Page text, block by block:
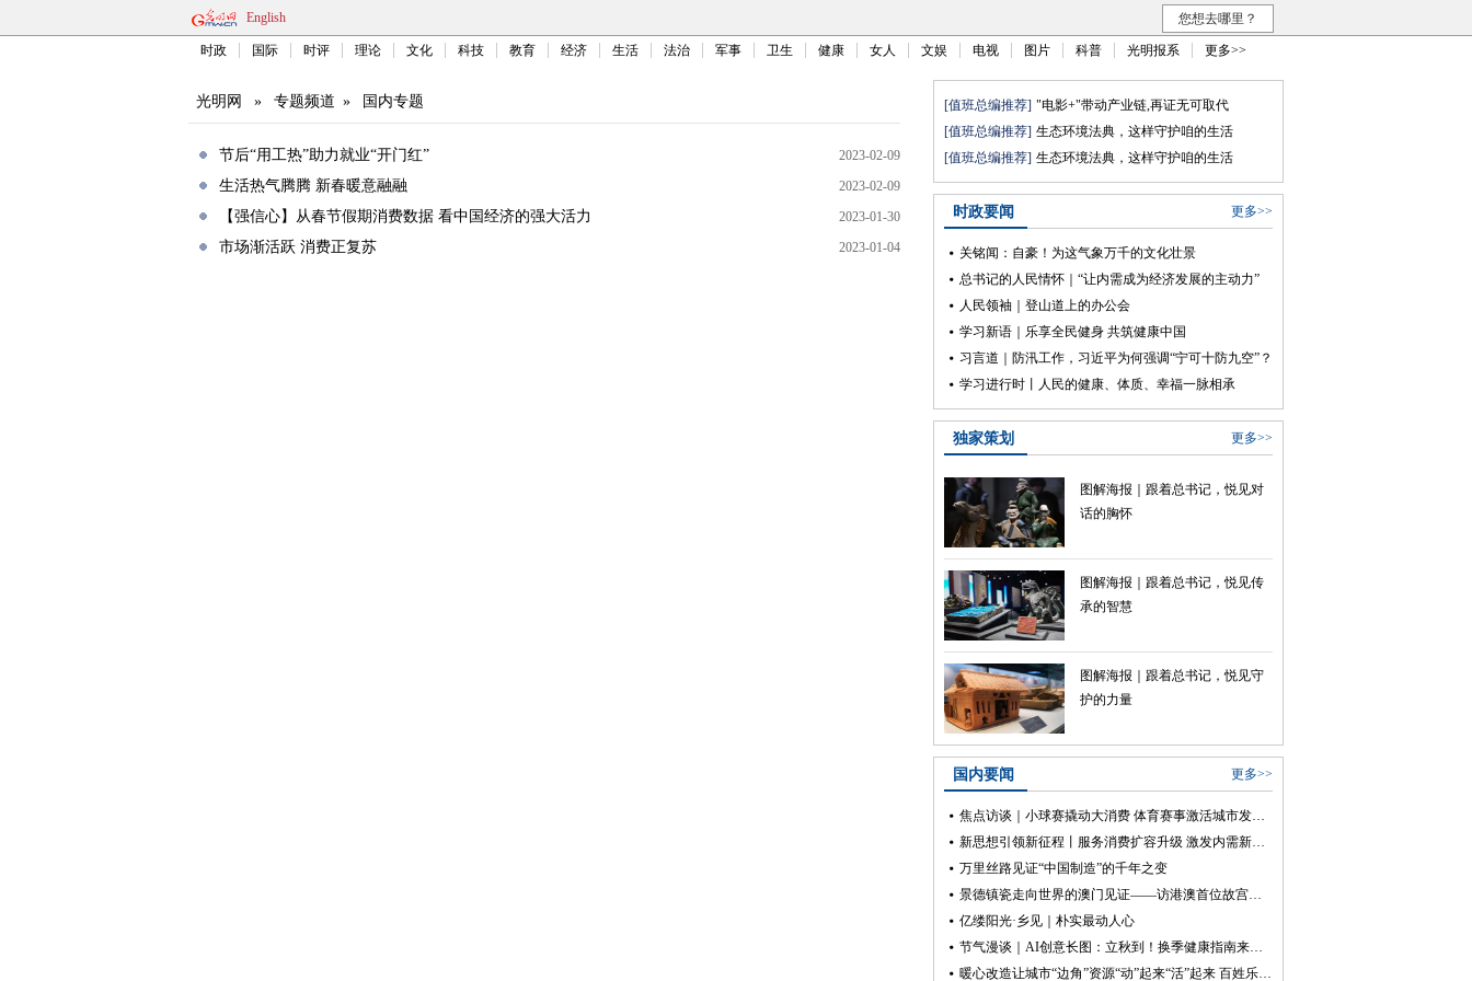
English 您想去哪里？
时政 国际 时评 理论 文化 科技 教育 经济 生活 法治 军事 卫生 健康 女人 文娱 电视 图片 科普 光明报系 更多>>
光明网 » 专题频道 » 国内专题
节后“用工热”助力就业“开门红” 2023-02-09
生活热气腾腾 新春暖意融融 2023-02-09
【强信心】从春节假期消费数据 看中国经济的强大活力 2023-01-30
市场渐活跃 消费正复苏 2023-01-04